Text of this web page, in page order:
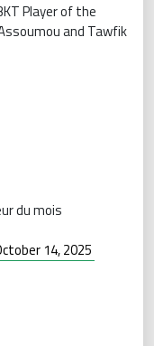
Player of the
and Tawfik
du mois
14, 2025